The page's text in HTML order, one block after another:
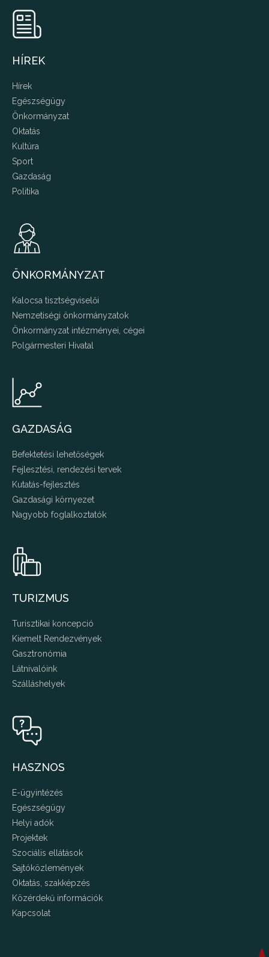
HÍREK
Hírek
Egészségügy
Önkormányzat
Oktatás
Kultúra
Sport
Gazdaság
Politika
ÖNKORMÁNYZAT
Kalocsa tisztségviselői
Nemzetiségi önkormányzatok
Önkormányzat intézményei, cégei
Polgármesteri Hivatal
GAZDASÁG
Befektetési lehetőségek
Fejlesztési, rendezési tervek
Kutatás-fejlesztés
Gazdasági környezet
Nagyobb foglalkoztatók
TURIZMUS
Turisztikai koncepció
Kiemelt Rendezvények
Gasztronómia
Látnivalóink
Szálláshelyek
HASZNOS
E-ügyintézés
Egészségügy
Helyi adók
Projektek
Szociális ellátások
Sajtóközlemények
Oktatás, szakképzés
Közérdekű információk
Kapcsolat